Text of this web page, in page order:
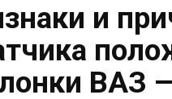
и
ВАЗ